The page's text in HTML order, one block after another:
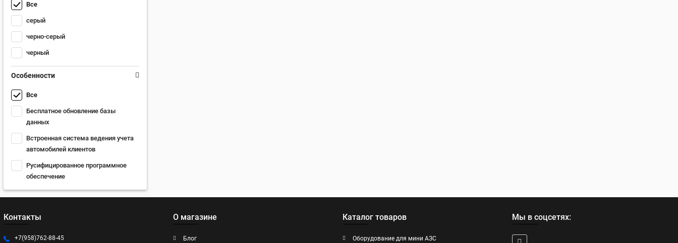
Все
серый
черно-серый
черный
Особенности
Все
Бесплатное обновление базы
данных
Встроенная система ведения учета
автомобилей клиентов
Русифицированное программное
обеспечение
Контакты
+7(958)762-88-45
О магазине
Блог
Каталог товаров
Оборудование для мини АЗС
Мы в соцсетях: